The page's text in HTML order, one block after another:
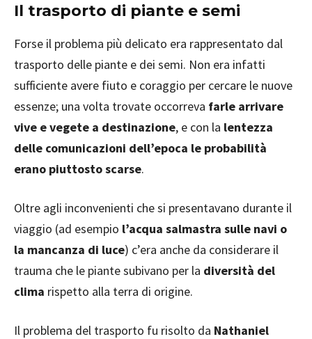
Il trasporto di piante e semi
Forse il problema più delicato era rappresentato dal
trasporto delle piante e dei semi. Non era infatti
sufficiente avere fiuto e coraggio per cercare le nuove
essenze; una volta trovate occorreva farle arrivare
vive e vegete a destinazione, e con la lentezza
delle comunicazioni dell’epoca le probabilità
erano piuttosto scarse.
Oltre agli inconvenienti che si presentavano durante il
viaggio (ad esempio l’acqua salmastra sulle navi o
la mancanza di luce) c’era anche da considerare il
trauma che le piante subivano per la diversità del
clima rispetto alla terra di origine.
Il problema del trasporto fu risolto da Nathaniel